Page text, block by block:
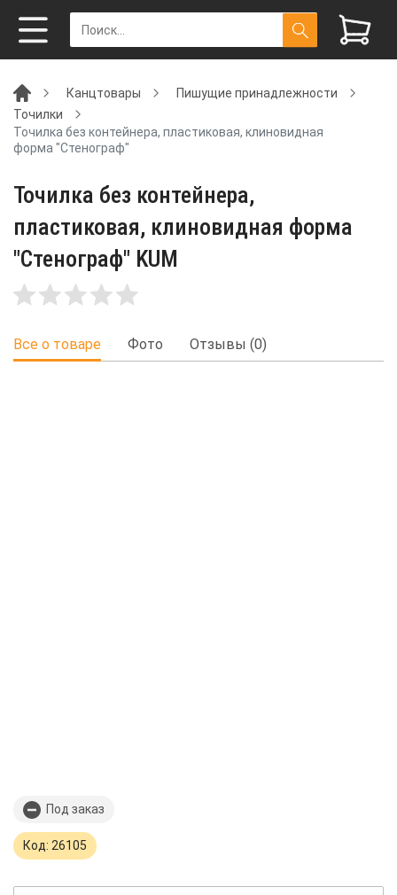
Канцтовары
Пишущие принадлежности
Точилки
Точилка без контейнера, пластиковая, клиновидная
форма "Стенограф"
Точилка без контейнера,
пластиковая, клиновидная форма
"Стенограф" KUM
Все о товаре Фото Отзывы (0)
Под заказ
Код: 26105